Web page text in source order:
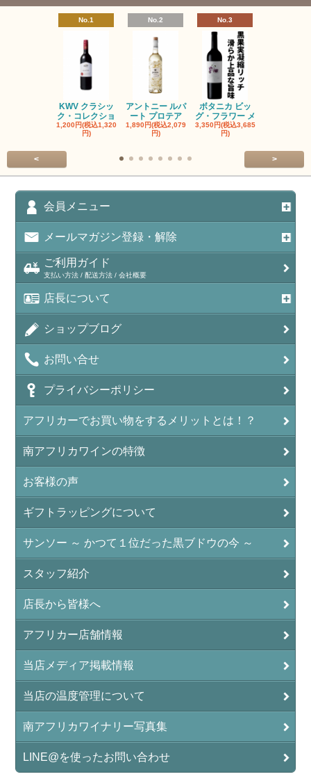
No.1
KWV クラシッ
ク・コレクショ
1,200円(税込1,320
円)
No.2
アントニー ルパ
ート プロテア
1,890円(税込2,079
円)
No.3
ボタニカ ビッ
グ・フラワー メ
3,350円(税込3,685
円)
< >
会員メニュー
メールマガジン登録・解除
ご利用ガイド
支払い方法 / 配送方法 / 会社概要
店長について
ショップブログ
お問い合せ
プライバシーポリシー
アフリカーでお買い物をするメリットとは！？
南アフリカワインの特徴
お客様の声
ギフトラッピングについて
サンソー ～ かつて１位だった黒ブドウの今 ～
スタッフ紹介
店長から皆様へ
アフリカー店舗情報
当店メディア掲載情報
当店の温度管理について
南アフリカワイナリー写真集
LINE@を使ったお問い合わせ